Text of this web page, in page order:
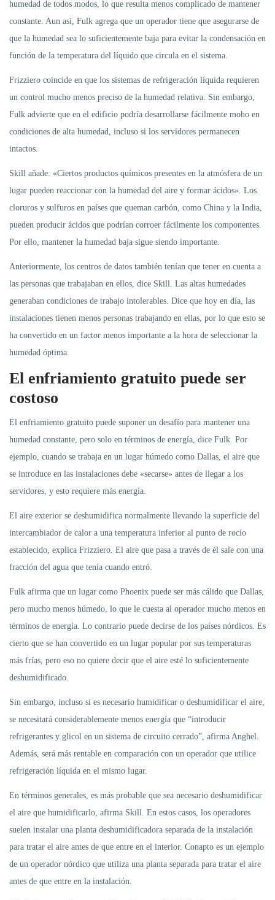
humedad de todos modos, lo que resulta menos complicado de mantener
constante. Aun así, Fulk agrega que un operador tiene que asegurarse de
que la humedad sea lo suficientemente baja para evitar la condensación en
función de la temperatura del líquido que circula en el sistema.
Frizziero coincide en que los sistemas de refrigeración líquida requieren
un control mucho menos preciso de la humedad relativa. Sin embargo,
Fulk advierte que en el edificio podría desarrollarse fácilmente moho en
condiciones de alta humedad, incluso si los servidores permanecen
intactos.
Skill añade: «Ciertos productos químicos presentes en la atmósfera de un
lugar pueden reaccionar con la humedad del aire y formar ácidos». Los
cloruros y sulfuros en países que queman carbón, como China y la India,
pueden producir ácidos que podrían corroer fácilmente los componentes.
Por ello, mantener la humedad baja sigue siendo importante.
Anteriormente, los centros de datos también tenían que tener en cuenta a
las personas que trabajaban en ellos, dice Skill. Las altas humedades
generaban condiciones de trabajo intolerables. Dice que hoy en día, las
instalaciones tienen menos personas trabajando en ellas, por lo que esto se
ha convertido en un factor menos importante a la hora de seleccionar la
humedad óptima.
El enfriamiento gratuito puede ser
costoso
El enfriamiento gratuito puede suponer un desafío para mantener una
humedad constante, pero solo en términos de energía, dice Fulk. Por
ejemplo, cuando se trabaja en un lugar húmedo como Dallas, el aire que
se introduce en las instalaciones debe «secarse» antes de llegar a los
servidores, y esto requiere más energía.
El aire exterior se deshumidifica normalmente llevando la superficie del
intercambiador de calor a una temperatura inferior al punto de rocío
establecido, explica Frizziero. El aire que pasa a través de él sale con una
fracción del agua que tenía cuando entró.
Fulk afirma que un lugar como Phoenix puede ser más cálido que Dallas,
pero mucho menos húmedo, lo que le cuesta al operador mucho menos en
términos de energía. Lo contrario puede decirse de los países nórdicos. Es
cierto que se han convertido en un lugar popular por sus temperaturas
más frías, pero eso no quiere decir que el aire esté lo suficientemente
deshumidificado.
Sin embargo, incluso si es necesario humidificar o deshumidificar el aire,
se necesitará considerablemente menos energía que “introducir
refrigerantes y glicol en un sistema de circuito cerrado”, afirma Anghel.
Además, será más rentable en comparación con un operador que utilice
refrigeración líquida en el mismo lugar.
En términos generales, es más probable que sea necesario deshumidificar
el aire que humidificarlo, afirma Skill. En estos casos, los operadores
suelen instalar una planta deshumidificadora separada de la instalación
para tratar el aire antes de que entre en el interior. Conapto es un ejemplo
de un operador nórdico que utiliza una planta separada para tratar el aire
antes de que entre en la instalación.